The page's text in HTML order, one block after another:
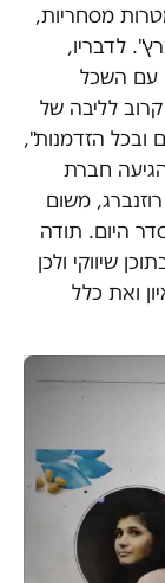
מסחריות,
לדבריו,
עם השכל
לליבה של
הזדמנות",
חברת
משום
היום. תודה
שיווקי ולכן
ואת כלל